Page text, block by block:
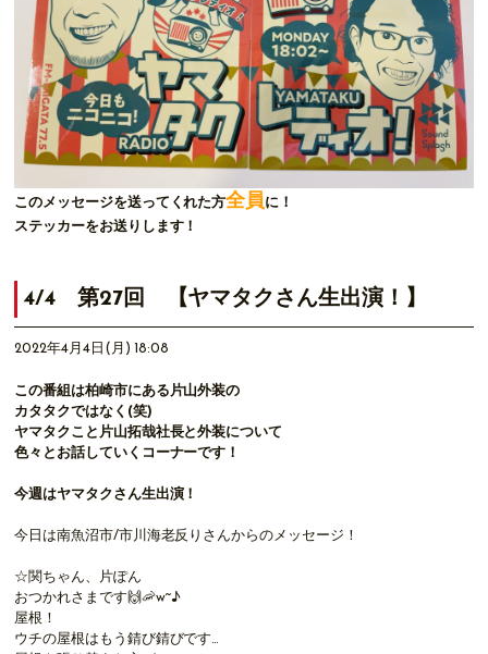
このメッセージを送ってくれた方全員に！
ステッカーをお送りします！
4/4 第27回 【ヤマタクさん生出演！】
2022年4月4日(月) 18:08
この番組は柏崎市にある片山外装の
カタタクではなく(笑)
ヤマタクこと片山拓哉社長と外装について
色々とお話していくコーナーです！
今週はヤマタクさん生出演！
今日は南魚沼市/市川海老反りさんからのメッセージ！
☆関ちゃん、片ぽん
おつかれさまです🙌🦐w~♪
屋根！
ウチの屋根はもう錆び錆びです…